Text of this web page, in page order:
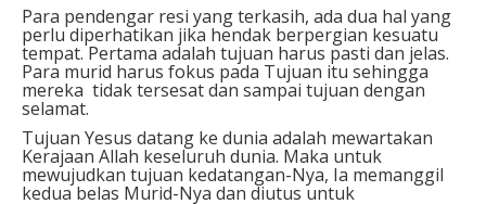
Para pendengar resi yang terkasih, ada dua hal yang
perlu diperhatikan jika hendak berpergian kesuatu
tempat. Pertama adalah tujuan harus pasti dan jelas.
Para murid harus fokus pada Tujuan itu sehingga
mereka tidak tersesat dan sampai tujuan dengan
selamat.
Tujuan Yesus datang ke dunia adalah mewartakan
Kerajaan Allah keseluruh dunia. Maka untuk
mewujudkan tujuan kedatangan-Nya, Ia memanggil
kedua belas Murid-Nya dan diutus untuk